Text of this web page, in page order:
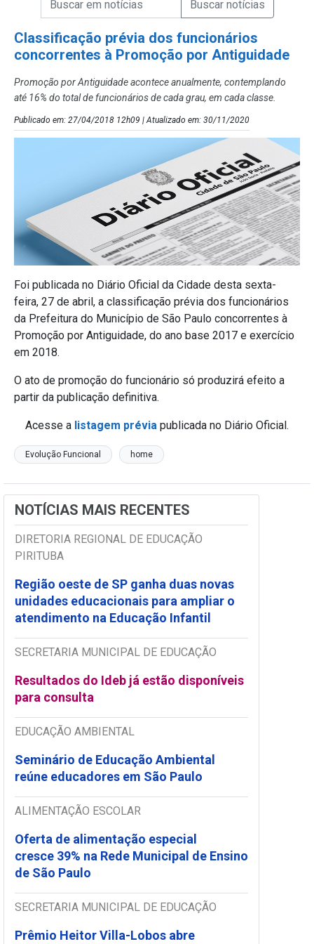
Classificação prévia dos funcionários
concorrentes à Promoção por Antiguidade
Promoção por Antiguidade acontece anualmente, contemplando
até 16% do total de funcionários de cada grau, em cada classe.
Publicado em: 27/04/2018 12h09 | Atualizado em: 30/11/2020
Foi publicada no Diário Oficial da Cidade desta sexta-
feira, 27 de abril, a classificação prévia dos funcionários
da Prefeitura do Município de São Paulo concorrentes à
Promoção por Antiguidade, do ano base 2017 e exercício
em 2018.
O ato de promoção do funcionário só produzirá efeito a
partir da publicação definitiva.
Acesse a listagem prévia publicada no Diário Oficial.
Evolução Funcional home
NOTÍCIAS MAIS RECENTES
DIRETORIA REGIONAL DE EDUCAÇÃO
PIRITUBA
Região oeste de SP ganha duas novas
unidades educacionais para ampliar o
atendimento na Educação Infantil
SECRETARIA MUNICIPAL DE EDUCAÇÃO
Resultados do Ideb já estão disponíveis
para consulta
EDUCAÇÃO AMBIENTAL
Seminário de Educação Ambiental
reúne educadores em São Paulo
ALIMENTAÇÃO ESCOLAR
Oferta de alimentação especial
cresce 39% na Rede Municipal de Ensino
de São Paulo
SECRETARIA MUNICIPAL DE EDUCAÇÃO
Prêmio Heitor Villa-Lobos abre